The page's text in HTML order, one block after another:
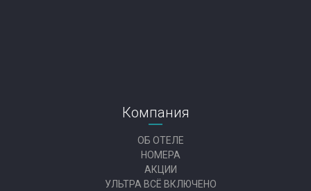
Компания
ОБ ОТЕЛЕ
НОМЕРА
АКЦИИ
УЛЬТРА ВСЁ ВКЛЮЧЕНО